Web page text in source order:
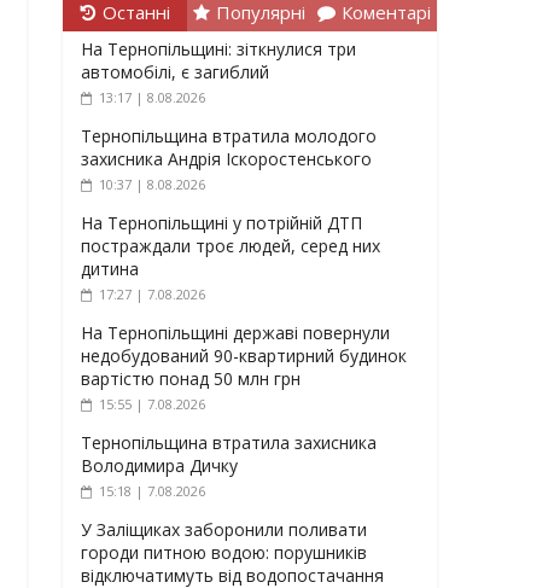
Останні Популярні Коментарі
На Тернопільщині: зіткнулися три
автомобілі, є загиблий
13:17 | 8.08.2026
Тернопільщина втратила молодого
захисника Андрія Іскоростенського
10:37 | 8.08.2026
На Тернопільщині у потрійній ДТП
постраждали троє людей, серед них
дитина
17:27 | 7.08.2026
На Тернопільщині державі повернули
недобудований 90-квартирний будинок
вартістю понад 50 млн грн
15:55 | 7.08.2026
Тернопільщина втратила захисника
Володимира Дичку
15:18 | 7.08.2026
У Заліщиках заборонили поливати
городи питною водою: порушників
відключатимуть від водопостачання